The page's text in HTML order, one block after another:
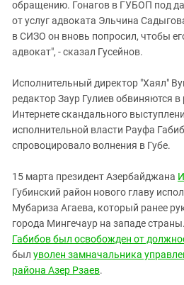
обращению. Гонагов в ГУБОП под
от услуг адвоката Эльчина
в СИЗО он вновь попросил, чтобы
адвокат", - сказал Гусейнов.
Исполнительный директор "Хаял"
редактор Заур Гулиев обвиняются
Интернете скандального
исполнительной власти Рауфа
спровоцировало волнения в Губе.
15 марта президент Азербайджана
Губинский район нового главу
Мубариза Агаева, который ранее
города Мингечаур на западе
Габибов был освобожден от
был уволен замначальника
района Азер Рзаев.